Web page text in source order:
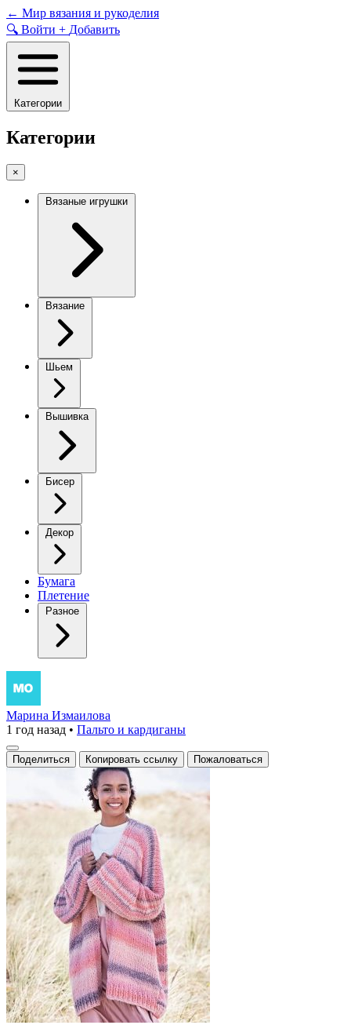
Skip
to
content
← Мир вязания и рукоделия
🔍 Войти + Добавить
Категории
Категории
×
Вязаные игрушки
Вязание
Шьем
Вышивка
Бисер
Декор
Бумага
Плетение
Разное
Кардиган
в
пастельных
тонах
Марина Измаилова
1 год назад • Пальто и кардиганы
Поделиться Копировать ссылку Пожаловаться